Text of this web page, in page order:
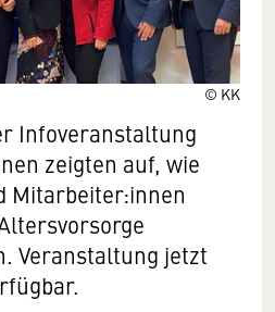
© KK
Infoveranstaltung
zeigten auf, wie
Mitarbeiter:innen
Veranstaltung jetzt